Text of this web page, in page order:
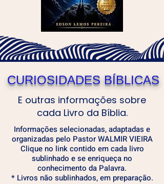
CURIOSIDADES BÍBLICAS
E outras informações sobre
cada Livro da Bíblia.
Informações selecionadas, adaptadas e
organizadas pelo Pastor WALMIR VIEIRA
Clique no link contido em cada livro
sublinhado e se enriqueça no
conhecimento da Palavra.
* Livros não sublinhados, em preparação.